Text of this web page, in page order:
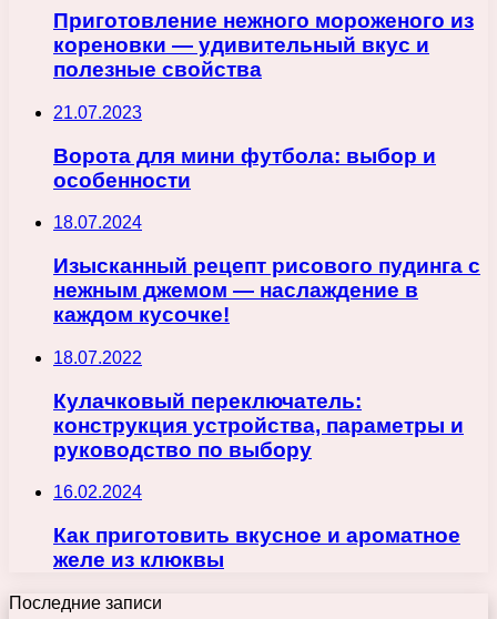
Приготовление нежного мороженого из
кореновки — удивительный вкус и
полезные свойства
21.07.2023
Ворота для мини футбола: выбор и
особенности
18.07.2024
Изысканный рецепт рисового пудинга с
нежным джемом — наслаждение в
каждом кусочке!
18.07.2022
Кулачковый переключатель:
конструкция устройства, параметры и
руководство по выбору
16.02.2024
Как приготовить вкусное и ароматное
желе из клюквы
Последние записи